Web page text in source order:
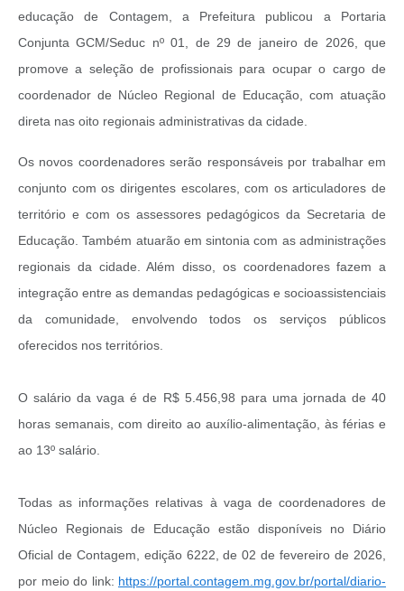
educação de Contagem, a Prefeitura publicou a Portaria
Conjunta GCM/Seduc nº 01, de 29 de janeiro de 2026, que
promove a seleção de profissionais para ocupar o cargo de
coordenador de Núcleo Regional de Educação, com atuação
direta nas oito regionais administrativas da cidade.
Os novos coordenadores serão responsáveis por trabalhar em
conjunto com os dirigentes escolares, com os articuladores de
território e com os assessores pedagógicos da Secretaria de
Educação. Também atuarão em sintonia com as administrações
regionais da cidade. Além disso, os coordenadores fazem a
integração entre as demandas pedagógicas e socioassistenciais
da comunidade, envolvendo todos os serviços públicos
oferecidos nos territórios.
O salário da vaga é de R$ 5.456,98 para uma jornada de 40
horas semanais, com direito ao auxílio-alimentação, às férias e
ao 13º salário.
Todas as informações relativas à vaga de coordenadores de
Núcleo Regionais de Educação estão disponíveis no Diário
Oficial de Contagem, edição 6222, de 02 de fevereiro de 2026,
por meio do link: https://portal.contagem.mg.gov.br/portal/diario-